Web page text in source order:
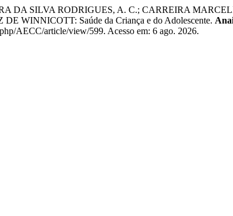
DA SILVA RODRIGUES, A. C.; CARREIRA
WINNICOTT: Saúde da Criança e do Adolescente.
AECC/article/view/599. Acesso em: 6 ago. 2026.